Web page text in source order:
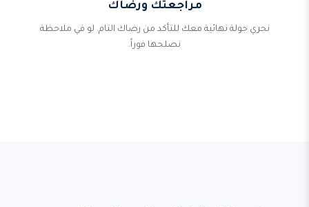
مراجعتك ورضاك
نجري جولة نهائية معك للتأكد من رضاك التام. لو في ملاحظة
نصلحها فوراً.